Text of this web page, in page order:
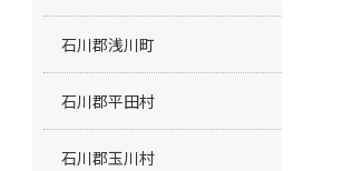
石川郡浅川町
石川郡平田村
石川郡玉川村